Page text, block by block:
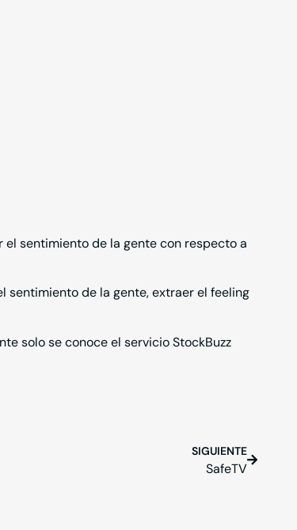
sentimiento de la gente con respecto a
sentimiento de la gente, extraer el feeling
solo se conoce el servicioStockBuzz
SIGUIENTE
SafeTV